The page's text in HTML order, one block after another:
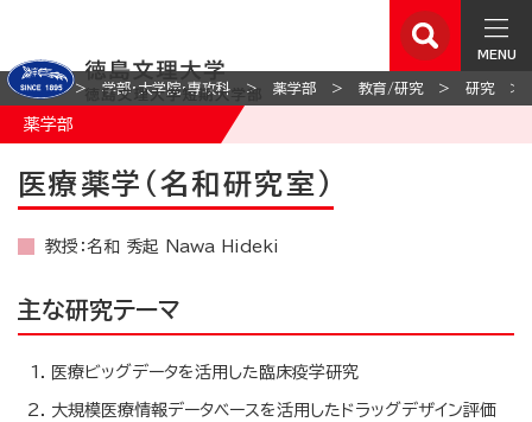
MENU
ホーム 学部・大学院・専攻科 薬学部 教育/研究 研究
薬学部
医療薬学（名和研究室）
教授：名和 秀起 Nawa Hideki
主な研究テーマ
医療ビッグデータを活用した臨床疫学研究
大規模医療情報データベースを活用したドラッグデザイン評価